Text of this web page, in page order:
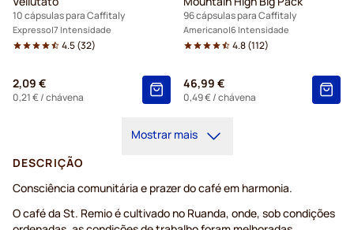
10 cápsulas para Caffitaly
Expresso 7 Intensidade
4.5(32)
2,09 €
0,21 €/ chávena
96 cápsulas para Caffitaly
Americano 6 Intensidade
4.8(112)
46,99 €
0,49 €/ chávena
Mostrar mais
DESCRIÇÃO
Consciência comunitária e prazer do café em harmonia.
O café da St. Remio é cultivado no Ruanda, onde, sob condições